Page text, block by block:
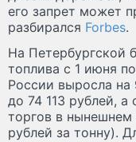
его запрет может
разбирался Forbes.
На Петербургской
топлива с 1 июня
России выросла на
до 74 113 рублей, а
торгов в нынешнем
рублей за тонну).